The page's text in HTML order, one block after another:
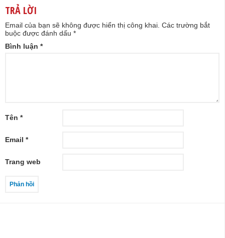
TRẢ LỜI
Email của bạn sẽ không được hiển thị công khai. Các trường bắt
buộc được đánh dấu *
Bình luận *
Tên *
Email *
Trang web